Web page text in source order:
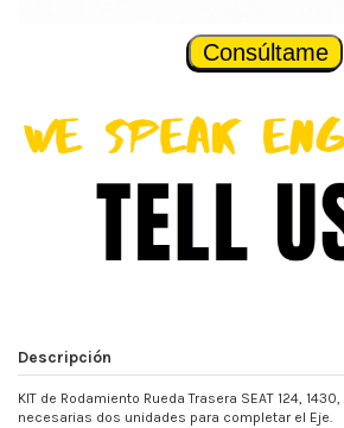
Consúltame
Descripción
KIT de Rodamiento Rueda Trasera SEAT 124, 1430,
necesarias dos unidades para completar el Eje.